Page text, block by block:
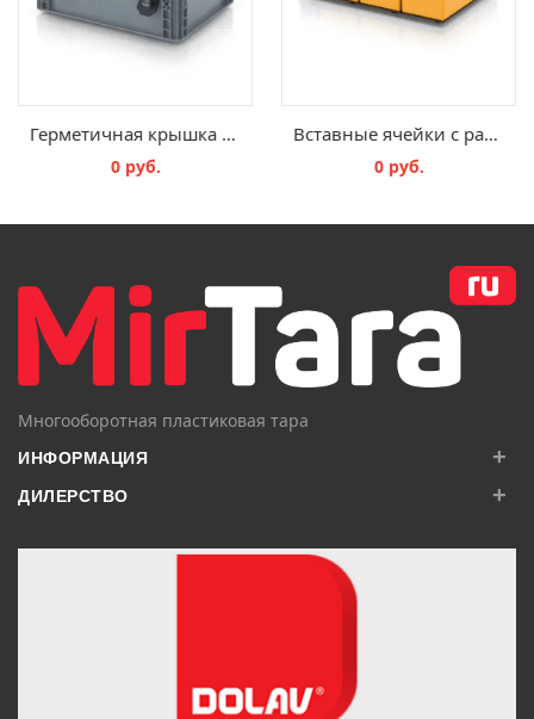
Герметичная крышка EPD
0 руб.
Вставные ячейки с разделительной вставкой TB TEK 43 B5
0 руб.
Многооборотная пластиковая тара
ИНФОРМАЦИЯ +
ДИЛЕРСТВО +